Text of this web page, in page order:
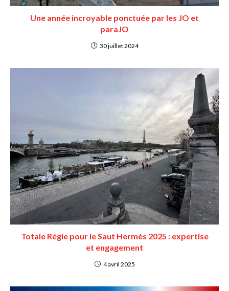
Une année incroyable ponctuée par les JO et
paraJO
30 juillet 2024
Totale Régie pour le Saut Hermès 2025 : expertise
et engagement
4 avril 2025